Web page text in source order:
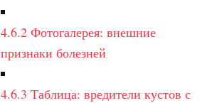
4.6.2 Фотогалерея: внешние
признаки болезней
4.6.3 Таблица: вредители кустов с